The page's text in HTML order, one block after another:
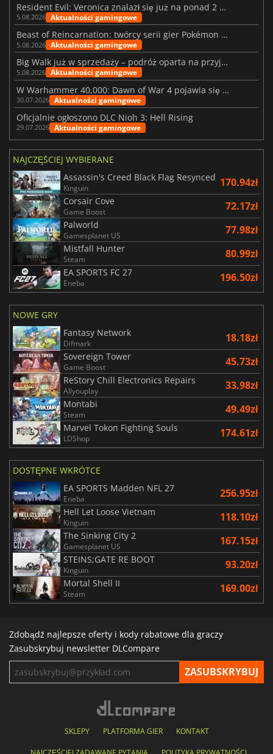
Resident Evil: Veronica znalazł się już na ponad 2 milionach list życzeń
5.08.2026 Aktualności gamingowe
Beast of Reincarnation: twórcy serii gier Pokémon wkraczają na nową ścieżkę
5.08.2026 Aktualności gamingowe
Big Walk już w sprzedaży – podróż oparta na przyjaźni
5.08.2026 Aktualności gamingowe
W Warhammer 40,000: Dawn of War 4 pojawia się frakcja Nekronów
30.07.2026 Aktualności gamingowe
Oficjalnie ogłoszono DLC Nioh 3: Hell Rising
29.07.2026 Aktualności gamingowe
NAJCZĘŚCIEJ WYBIERANE
Assassin's Creed Black Flag Resynced
Kinguin 170.94zł
Corsair Cove
Game Boost 72.17zł
Palworld
Gamesplanet US 77.98zł
Mistfall Hunter
Steam 80.99zł
EA SPORTS FC 27
Eneba 196.50zł
NOWE GRY
Fantasy Network
Difmark 18.18zł
Sovereign Tower
Game Boost 45.73zł
ReStory Chill Electronics Repairs
Allyouplay 33.98zł
Montabi
Steam 49.49zł
Marvel Tokon Fighting Souls
LDShop 174.61zł
DOSTĘPNE WKRÓTCE
EA SPORTS Madden NFL 27
Eneba 256.95zł
Hell Let Loose Vietnam
Kinguin 118.10zł
The Sinking City 2
Gamesplanet US 167.15zł
STEINS;GATE RE BOOT
Kinguin 93.20zł
Mortal Shell II
Steam 169.00zł
Zdobądź najlepsze oferty i kody rabatowe dla graczy
Zasubskrybuj newsletter DLCompare
SKLEPY PLATFORMA GIER KONTAKT